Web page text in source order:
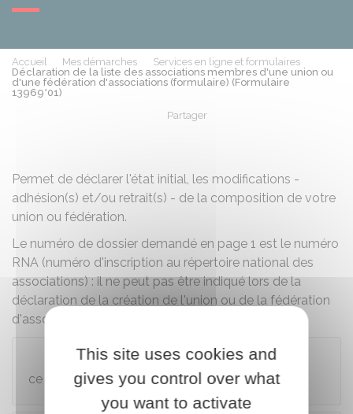
Accueil Mes démarches
Services en ligne et formulaires
Déclaration de la liste des associations membres d'une union ou
d'une fédération d'associations (formulaire) (Formulaire
13969*01)
Partager
Permet de déclarer l'état initial, les modifications -
adhésion(s) et/ou retrait(s) - de la composition de votre
union ou fédération.
Le numéro de dossier demandé en page 1 est le numéro
RNA (numéro d'inscription au répertoire national des
associations) : il ne peut pas être indiqué lors de la
déclaration de la création de l'union ou de la fédération
d'associations.
Attention
ce formulaire ne concerne pas l'Alsace-Moselle.
This site uses cookies and
gives you control over what
you want to activate